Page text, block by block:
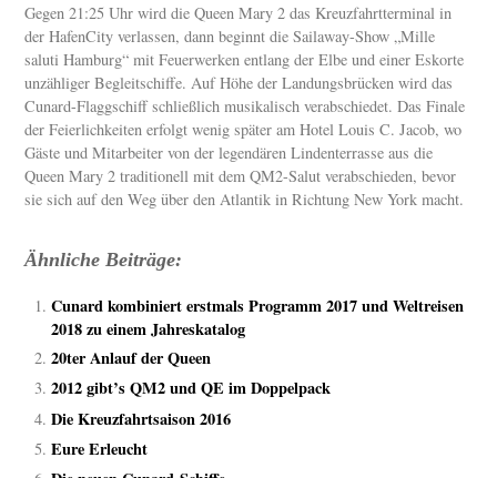
Gegen 21:25 Uhr wird die Queen Mary 2 das Kreuzfahrtterminal in
der HafenCity verlassen, dann beginnt die Sailaway-Show „Mille
saluti Hamburg“ mit Feuerwerken entlang der Elbe und einer Eskorte
unzähliger Begleitschiffe. Auf Höhe der Landungsbrücken wird das
Cunard-Flaggschiff schließlich musikalisch verabschiedet. Das Finale
der Feierlichkeiten erfolgt wenig später am Hotel Louis C. Jacob, wo
Gäste und Mitarbeiter von der legendären Lindenterrasse aus die
Queen Mary 2 traditionell mit dem QM2-Salut verabschieden, bevor
sie sich auf den Weg über den Atlantik in Richtung New York macht.
Ähnliche Beiträge:
Cunard kombiniert erstmals Programm 2017 und Weltreisen
2018 zu einem Jahreskatalog
20ter Anlauf der Queen
2012 gibt’s QM2 und QE im Doppelpack
Die Kreuzfahrtsaison 2016
Eure Erleucht